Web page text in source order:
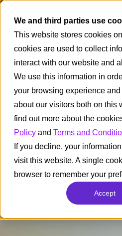
We and third parties use
This website stores cookies
cookies are used to collect
interact with our website and
We use this information in
your browsing experience
about our visitors both on this
find out more about the
Policy and Terms and
If you decline, your
visit this website. A single
browser to remember your
Accept